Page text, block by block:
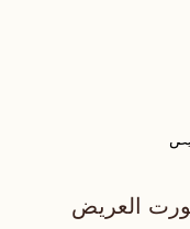
العريض